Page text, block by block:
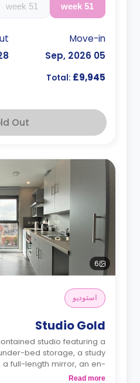
51 week
51 week
Move-in
05 Sep, 2026
2027
Total: £9,945
Out
6
استوديو
Studio Gold
studio featuring a
bed storage, a study
full-length mirror, an en-
dining space, and a
Read more